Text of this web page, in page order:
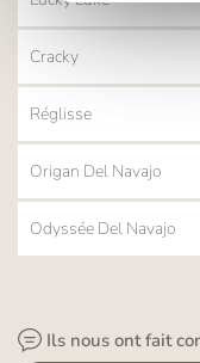
Cracky
Réglisse
Origan Del Navajo
Odyssée Del Navajo
Ils nous ont fait